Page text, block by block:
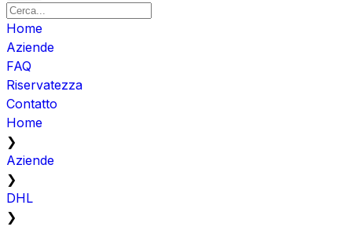
Home
Aziende
FAQ
Riservatezza
Contatto
Home
❯
Aziende
❯
DHL
❯